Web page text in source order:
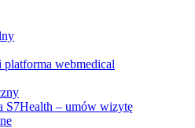
webmedical
S7Health – umów wizytę